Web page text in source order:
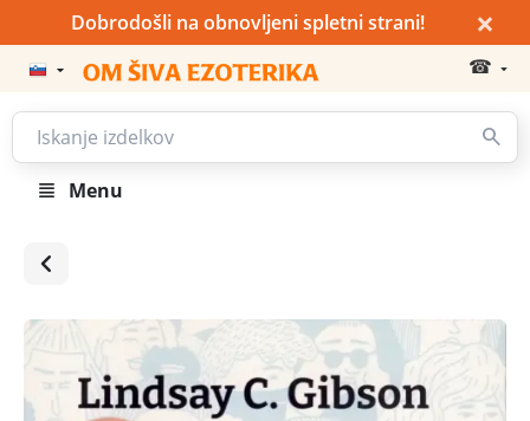
Dobrodošli na obnovljeni spletni strani! ×
☎
Menu